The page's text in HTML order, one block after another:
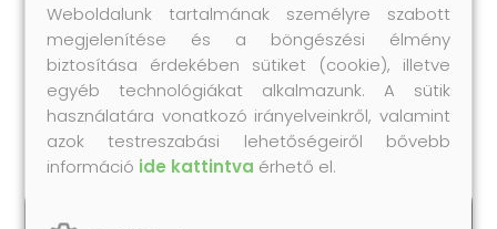
200 ml
4 990 Ft
(24 950 Ft/L)
Weboldalunk tartalmának személyre szabott
megjelenítése és a böngészési élmény
biztosítása érdekében sütiket (cookie), illetve
egyéb technológiákat alkalmazunk. A sütik
használatára vonatkozó irányelveinkről, valamint
azok testreszabási lehetőségeiről bővebb
információ ide kattintva érhető el.